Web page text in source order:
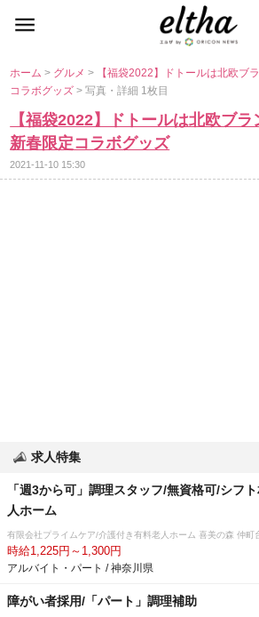
ホーム> グルメ>
【福袋2022】ドトールは北欧ブ
コラボグッズ> 写真・詳細 1枚目
【福袋2022】ドトールは北欧ブ
新春限定コラボグッズ
2021-11-10 15:30
求人特集
「週3から可」調理スタッフ/無資格可/シフ
人ホーム
有限会社プライムケア/介護付き有料老人ホーム 喜美の森 仲町
時給1,225円～1,300円
アルバイト・パート / 神奈川県
障がい者採用/「パート」調理補助